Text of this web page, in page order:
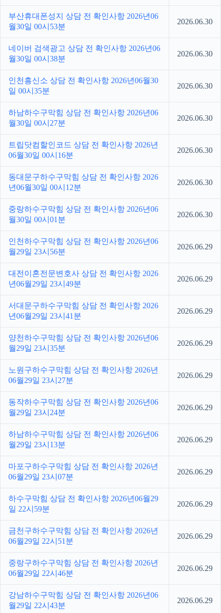
부산휴대폰성지 상담 전 확인사항 2026년06
월30일 00시53분
2026.06.30
네이버 검색광고 상담 전 확인사항 2026년06
월30일 00시38분
2026.06.30
인천흥신소 상담 전 확인사항 2026년06월30
일 00시35분
2026.06.30
하남하수구막힘 상담 전 확인사항 2026년06
월30일 00시27분
2026.06.30
트립닷컴할인코드 상담 전 확인사항 2026년
06월30일 00시16분
2026.06.30
동대문구하수구막힘 상담 전 확인사항 2026
년06월30일 00시12분
2026.06.30
중랑하수구막힘 상담 전 확인사항 2026년06
월30일 00시01분
2026.06.30
인천하수구막힘 상담 전 확인사항 2026년06
월29일 23시56분
2026.06.29
대전이혼전문변호사 상담 전 확인사항 2026
년06월29일 23시49분
2026.06.29
서대문구하수구막힘 상담 전 확인사항 2026
년06월29일 23시41분
2026.06.29
양천하수구막힘 상담 전 확인사항 2026년06
월29일 23시35분
2026.06.29
노원구하수구막힘 상담 전 확인사항 2026년
06월29일 23시27분
2026.06.29
동작하수구막힘 상담 전 확인사항 2026년06
월29일 23시24분
2026.06.29
하남하수구막힘 상담 전 확인사항 2026년06
월29일 23시13분
2026.06.29
마포구하수구막힘 상담 전 확인사항 2026년
06월29일 23시07분
2026.06.29
하수구막힘 상담 전 확인사항 2026년06월29
일 22시59분
2026.06.29
금천구하수구막힘 상담 전 확인사항 2026년
06월29일 22시51분
2026.06.29
중랑구하수구막힘 상담 전 확인사항 2026년
06월29일 22시46분
2026.06.29
강남하수구막힘 상담 전 확인사항 2026년06
월29일 22시43분
2026.06.29